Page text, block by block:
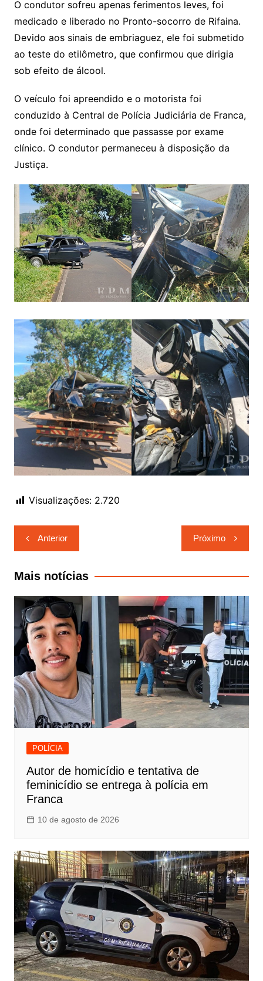
O condutor sofreu apenas ferimentos leves, foi
medicado e liberado no Pronto-socorro de Rifaina.
Devido aos sinais de embriaguez, ele foi submetido
ao teste do etilômetro, que confirmou que dirigia
sob efeito de álcool.
O veículo foi apreendido e o motorista foi
conduzido à Central de Polícia Judiciária de Franca,
onde foi determinado que passasse por exame
clínico. O condutor permaneceu à disposição da
Justiça.
Visualizações: 2.720
Navegação
de
Post
Anterior Próximo
Mais notícias
POLÍCIA
Autor de homicídio e tentativa de
feminicídio se entrega à polícia em
Franca
10 de agosto de 2026